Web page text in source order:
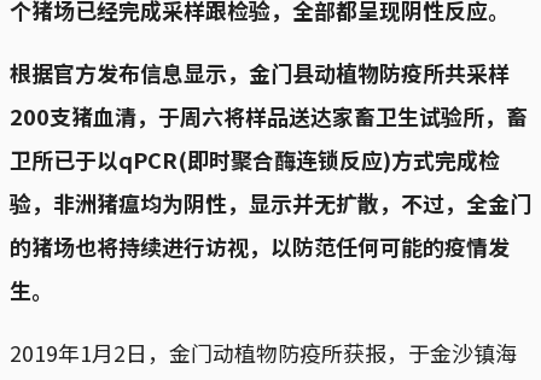
个猪场已经完成采样跟检验，全部都呈现阴性反应。
根据官方发布信息显示，金门县动植物防疫所共采样
200支猪血清，于周六将样品送达家畜卫生试验所，畜
卫所已于以qPCR(即时聚合酶连锁反应)方式完成检
验，非洲猪瘟均为阴性，显示并无扩散，不过，全金门
的猪场也将持续进行访视，以防范任何可能的疫情发
生。
2019年1月2日，金门动植物防疫所获报，于金沙镇海